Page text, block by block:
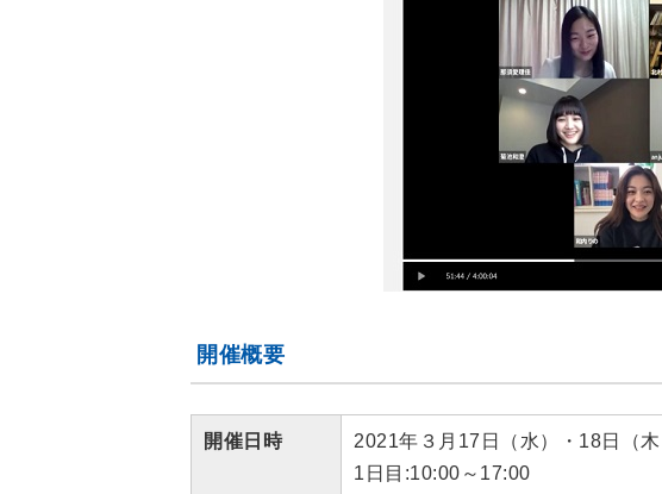
開催概要
開催日時
2021年３月17日（水）・18日（
1日目:10:00～17:00